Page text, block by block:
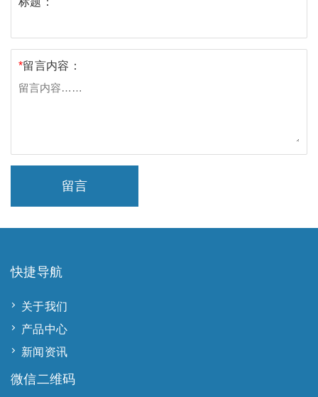
*留言内容：
留言
快捷导航
关于我们
产品中心
新闻资讯
微信二维码